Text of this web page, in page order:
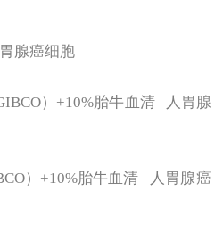
腺癌细胞
）+10%胎牛血清 人胃腺
）+10%胎牛血清 人胃腺癌